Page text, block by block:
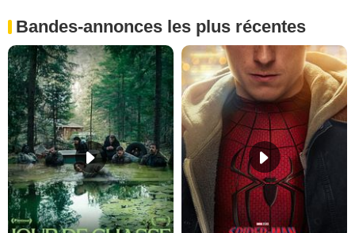
Bandes-annonces les plus récentes